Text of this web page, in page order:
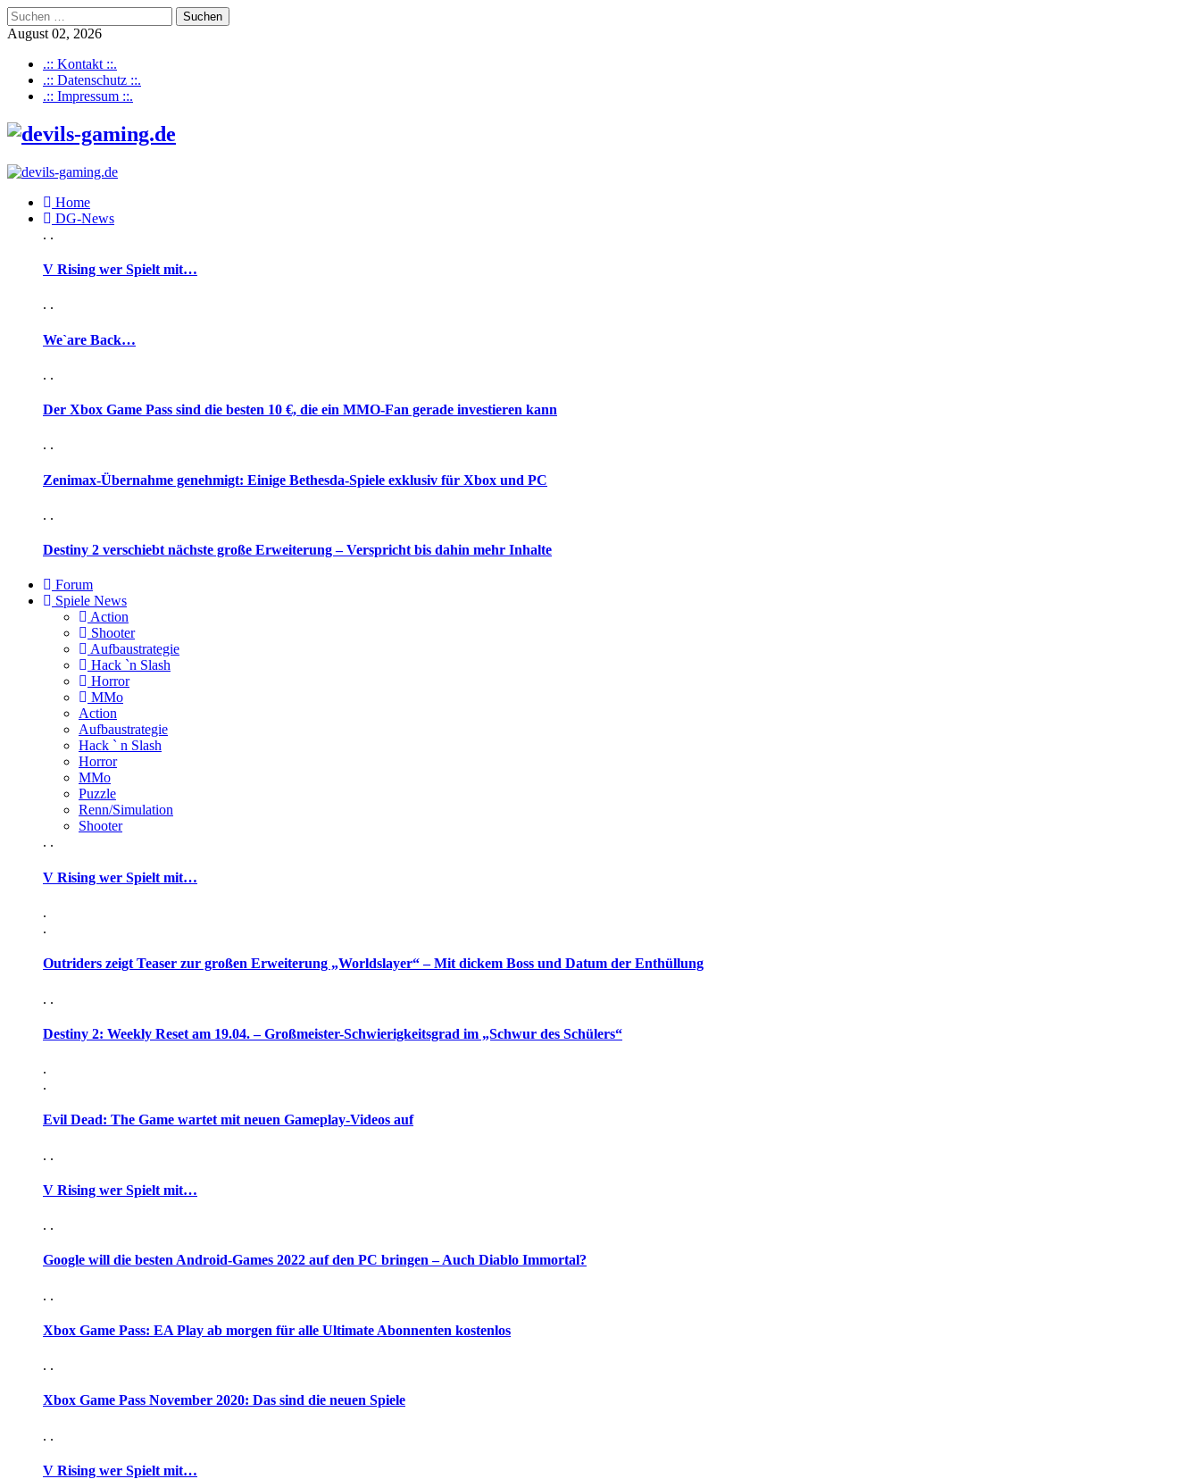
Suchen
nach:
August 02, 2026
.:: Kontakt ::.
.:: Datenschutz ::.
.:: Impressum ::.
Home
DG-News
. .
V Rising wer Spielt mit…
. .
We`are Back…
. .
Der Xbox Game Pass sind die besten 10 €, die ein MMO-Fan gerade investieren kann
. .
Zenimax-Übernahme genehmigt: Einige Bethesda-Spiele exklusiv für Xbox und PC
. .
Destiny 2 verschiebt nächste große Erweiterung – Verspricht bis dahin mehr Inhalte
Forum
Spiele News
Action
Shooter
Aufbaustrategie
Hack `n Slash
Horror
MMo
Action
Aufbaustrategie
Hack ` n Slash
Horror
MMo
Puzzle
Renn/Simulation
Shooter
. .
V Rising wer Spielt mit…
.
.
Outriders zeigt Teaser zur großen Erweiterung „Worldslayer“ – Mit dickem Boss und Datum der Enthüllung
. .
Destiny 2: Weekly Reset am 19.04. – Großmeister-Schwierigkeitsgrad im „Schwur des Schülers“
.
.
Evil Dead: The Game wartet mit neuen Gameplay-Videos auf
. .
V Rising wer Spielt mit…
. .
Google will die besten Android-Games 2022 auf den PC bringen – Auch Diablo Immortal?
. .
Xbox Game Pass: EA Play ab morgen für alle Ultimate Abonnenten kostenlos
. .
Xbox Game Pass November 2020: Das sind die neuen Spiele
. .
V Rising wer Spielt mit…